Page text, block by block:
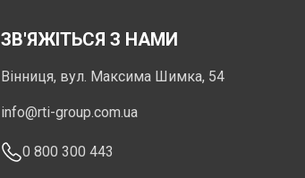
ЗВ'ЯЖІТЬСЯ З НАМИ
Вінниця, вул. Максима Шимка, 54
info@rti-group.com.ua
0 800 300 443